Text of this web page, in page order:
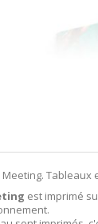
Tableaux
est imprimé